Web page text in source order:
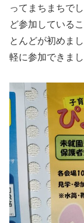
ってまちまちで
ど参加している
とんどが初めま
軽に参加できまし